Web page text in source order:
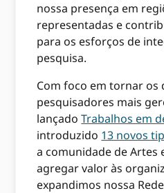
nossa presença em
representadas e
para os esforços de
pesquisa.
Com foco em tornar os
pesquisadores mais
lançadoTrabalhos em
introduzido 13 novos
a comunidade de Artes
agregar valor às
expandimos nossa